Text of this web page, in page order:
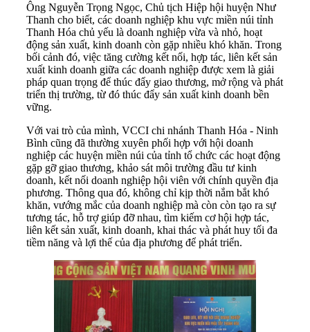
Ông Nguyễn Trọng Ngọc, Chủ tịch Hiệp hội huyện Như
Thanh cho biết, các doanh nghiệp khu vực miền núi tỉnh
Thanh Hóa chủ yếu là doanh nghiệp vừa và nhỏ, hoạt
động sản xuất, kinh doanh còn gặp nhiều khó khăn. Trong
bối cảnh đó, việc tăng cường kết nối, hợp tác, liên kết sản
xuất kinh doanh giữa các doanh nghiệp được xem là giải
pháp quan trọng để thúc đẩy giao thương, mở rộng và phát
triển thị trường, từ đó thúc đẩy sản xuất kinh doanh bền
vững.
Với vai trò của mình, VCCI chi nhánh Thanh Hóa - Ninh
Bình cũng đã thường xuyên phối hợp với hội doanh
nghiệp các huyện miền núi của tỉnh tổ chức các hoạt động
gặp gỡ giao thương, khảo sát môi trường đầu tư kinh
doanh, kết nối doanh nghiệp hội viên với chính quyền địa
phương. Thông qua đó, không chỉ kịp thời nắm bắt khó
khăn, vướng mắc của doanh nghiệp mà còn còn tạo ra sự
tương tác, hỗ trợ giúp đỡ nhau, tìm kiếm cơ hội hợp tác,
liên kết sản xuất, kinh doanh, khai thác và phát huy tối đa
tiềm năng và lợi thế của địa phương để phát triển.